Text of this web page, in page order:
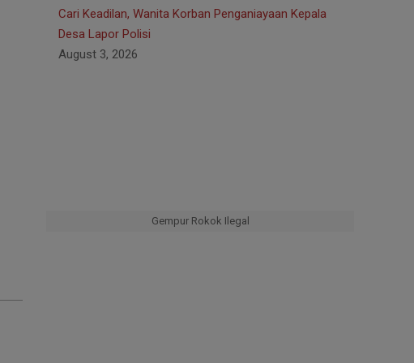
Cari Keadilan, Wanita Korban Penganiayaan Kepala
Desa Lapor Polisi
August 3, 2026
Gempur Rokok Ilegal